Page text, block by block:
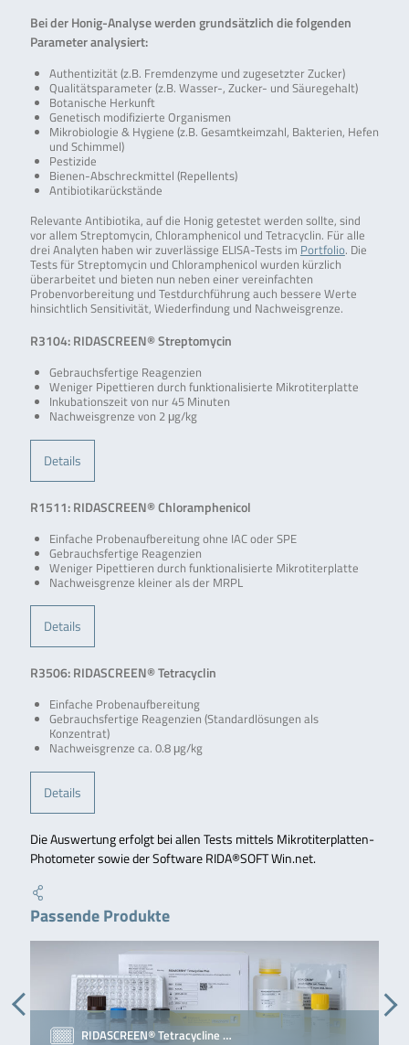
Bei der Honig-Analyse werden grundsätzlich die folgenden
Parameter analysiert:
Authentizität (z.B. Fremdenzyme und zugesetzter Zucker)
Qualitätsparameter (z.B. Wasser-, Zucker- und Säuregehalt)
Botanische Herkunft
Genetisch modifizierte Organismen
Mikrobiologie & Hygiene (z.B. Gesamtkeimzahl, Bakterien, Hefen
und Schimmel)
Pestizide
Bienen-Abschreckmittel (Repellents)
Antibiotikarückstände
Relevante Antibiotika, auf die Honig getestet werden sollte, sind
vor allem Streptomycin, Chloramphenicol und Tetracyclin. Für alle
drei Analyten haben wir zuverlässige ELISA-Tests im Portfolio. Die
Tests für Streptomycin und Chloramphenicol wurden kürzlich
überarbeitet und bieten nun neben einer vereinfachten
Probenvorbereitung und Testdurchführung auch bessere Werte
hinsichtlich Sensitivität, Wiederfindung und Nachweisgrenze.
R3104: RIDASCREEN® Streptomycin
Gebrauchsfertige Reagenzien
Weniger Pipettieren durch funktionalisierte Mikrotiterplatte
Inkubationszeit von nur 45 Minuten
Nachweisgrenze von 2 μg/kg
Details
R1511: RIDASCREEN® Chloramphenicol
Einfache Probenaufbereitung ohne IAC oder SPE
Gebrauchsfertige Reagenzien
Weniger Pipettieren durch funktionalisierte Mikrotiterplatte
Nachweisgrenze kleiner als der MRPL
Details
R3506: RIDASCREEN® Tetracyclin
Einfache Probenaufbereitung
Gebrauchsfertige Reagenzien (Standardlösungen als
Konzentrat)
Nachweisgrenze ca. 0.8 μg/kg
Details
Die Auswertung erfolgt bei allen Tests mittels Mikrotiterplatten-
Photometer sowie der Software RIDA®SOFT Win.net.
Passende Produkte
RIDASCREEN® Tetracycline …